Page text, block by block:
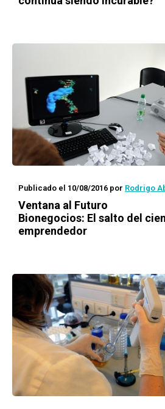
Publicado el 10/08/2016 por Rodrigo
Ventana al Futuro
Bionegocios: El salto del
emprendedor